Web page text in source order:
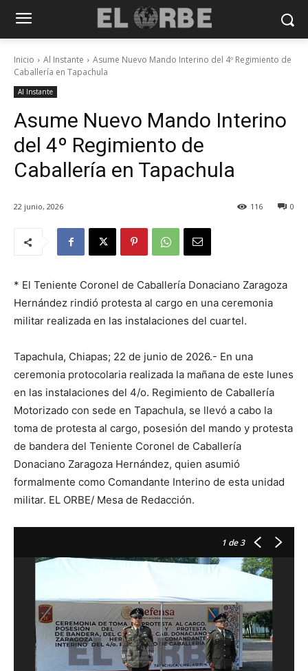
Inicio Al Instante
Asume Nuevo Mando Interino del 4º Regimiento de
Caballería en Tapachula
Al Instante
Asume Nuevo Mando Interino
del 4º Regimiento de
Caballería en Tapachula
22 junio, 2026 0
116
* El Teniente Coronel de Caballería Donaciano Zaragoza
Hernández rindió protesta al cargo en una ceremonia
militar realizada en las instalaciones del cuartel.
Tapachula, Chiapas; 22 de junio de 2026.- En una
ceremonia protocolaria realizada la mañana de este lunes
en las instalaciones del 4/o. Regimiento de Caballería
Motorizado con sede en Tapachula, se llevó a cabo la
toma de protesta al cargo, posesión del mando y protesta
de bandera del Teniente Coronel de Caballería
Donaciano Zaragoza Hernández, quien asumió
formalmente como Comandante Interino de esta unidad
militar. EL ORBE/ Mesa de Redacción.
1 de 3